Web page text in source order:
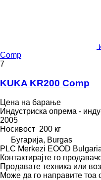
Comp
7
KUKA KR200 Comp
Цена на барање
Индустриска опрема -
2005
Носивост 200 кг
Бугарија, Burgas
PLC Merkezi EOOD
Контактирајте го
Продавате техника или
Може да го направите тоа